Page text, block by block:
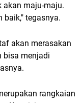
akan maju-maju.
baik," tegasnya.
akan merasakan
bisa menjadi
rangkaian